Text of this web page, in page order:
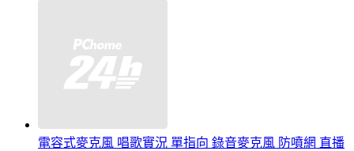
電容式麥克風 唱歌實況 單指向 錄音麥克風 防噴網 直播